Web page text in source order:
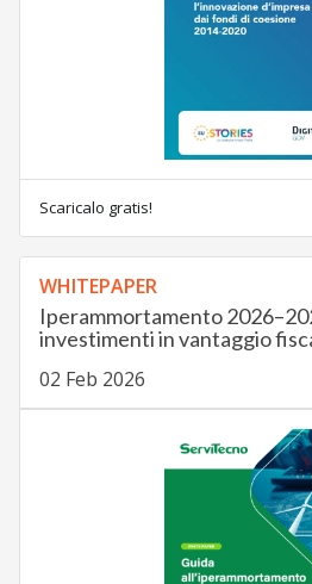
Scaricalo gratis!
WHITEPAPER
Iperammortamento
investimenti in vantaggio
02 Feb 2026